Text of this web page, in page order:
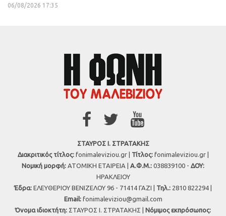
06/08/2026 17:35
ΣΤΑΥΡΟΣ Ι. ΣΤΡΑΤΑΚΗΣ
Διακριτικός τίτλος:fonimaleviziou.gr | Τίτλος:fonimaleviziou.gr |
Νομική μορφή: ΑΤΟΜΙΚΗ ΕΤΑΙΡΕΙΑ | Α.Φ.Μ.: 038839100 - ΔΟΥ:
ΗΡΑΚΛΕΙΟΥ
Έδρα: ΕΛΕΥΘΕΡΙΟΥ ΒΕΝΙΖΕΛΟΥ 96 - 71414 ΓΑΖΙ | Τηλ.: 2810 822294 |
Εmail: fonimaleviziou@gmail.com
Όνομα ιδιοκτήτη: ΣΤΑΥΡΟΣ Ι. ΣΤΡΑΤΑΚΗΣ | Νόμιμος εκπρόσωπος: